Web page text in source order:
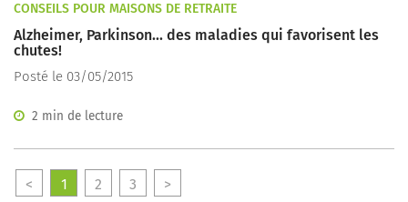
CONSEILS POUR MAISONS DE RETRAITE
Alzheimer, Parkinson... des maladies qui favorisent les
chutes!
Posté le 03/05/2015
2 min de lecture
< 1 2 3 >